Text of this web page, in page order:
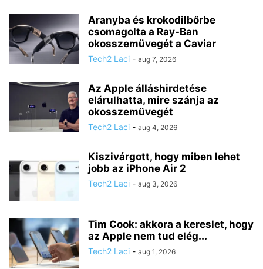
Aranyba és krokodilbőrbe
csomagolta a Ray-Ban
okosszemüvegét a Caviar
Tech2 Laci - aug 7, 2026
Az Apple álláshirdetése
elárulhatta, mire szánja az
okosszemüvegét
Tech2 Laci - aug 4, 2026
Kiszivárgott, hogy miben lehet
jobb az iPhone Air 2
Tech2 Laci - aug 3, 2026
Tim Cook: akkora a kereslet, hogy
az Apple nem tud elég...
Tech2 Laci - aug 1, 2026